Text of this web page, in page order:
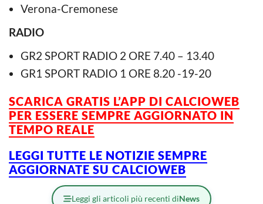
Verona-Cremonese
RADIO
GR2 SPORT RADIO 2 ORE 7.40 – 13.40
GR1 SPORT RADIO 1 ORE 8.20 -19-20
SCARICA GRATIS L’APP DI CALCIOWEB
PER ESSERE SEMPRE AGGIORNATO IN
TEMPO REALE
LEGGI TUTTE LE NOTIZIE SEMPRE
AGGIORNATE SU CALCIOWEB
Leggi gli articoli più recenti diNews